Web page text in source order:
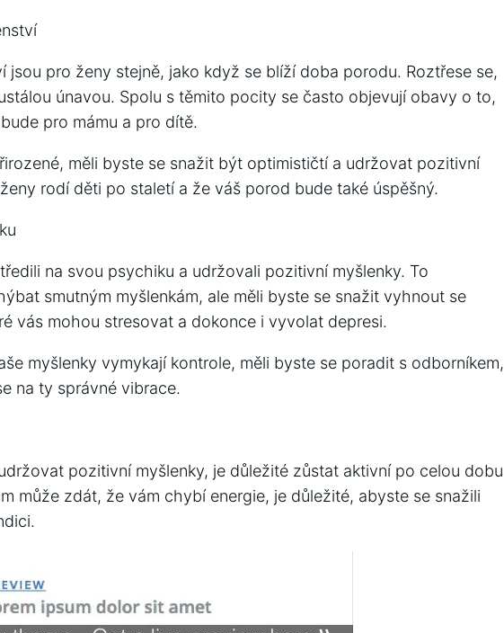
jsou pro ženy stejně, jako když se blíží doba porodu. Roztřese se,
únavou. Spolu s těmito pocity se často objevují obavy o to,
pro mámu a pro dítě.
měli byste se snažit být optimističtí a udržovat pozitivní
rodí děti po staletí a že váš porod bude také úspěšný.
na svou psychiku a udržovali pozitivní myšlenky. To
smutným myšlenkám, ale měli byste se snažit vyhnout se
vás mohou stresovat a dokonce i vyvolat depresi.
myšlenky vymykají kontrole, měli byste se poradit s odborníkem,
na ty správné vibrace.
pozitivní myšlenky, je důležité zůstat aktivní po celou dobu
může zdát, že vám chybí energie, je důležité, abyste se snažili